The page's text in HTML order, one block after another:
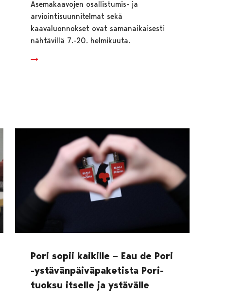
Asemakaavojen osallistumis- ja
arviointisuunnitelmat sekä
kaavaluonnokset ovat samanaikaisesti
nähtävillä 7.-20. helmikuuta.
Pori sopii kaikille – Eau de Pori
-ystävänpäiväpaketista Pori-
tuoksu itselle ja ystävälle